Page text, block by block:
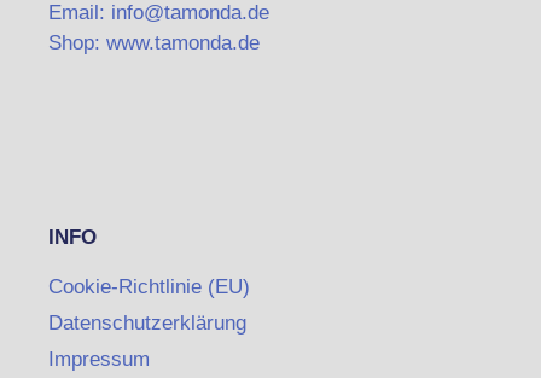
Email: info@tamonda.de
Shop: www.tamonda.de
INFO
Cookie-Richtlinie (EU)
Datenschutzerklärung
Impressum